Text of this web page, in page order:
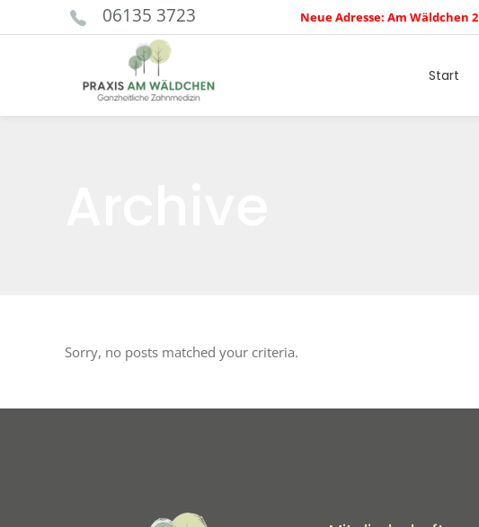
06135 3723 Neue Adresse: Am Wäldchen 2
Start
Sorry, no posts matched your criteria.